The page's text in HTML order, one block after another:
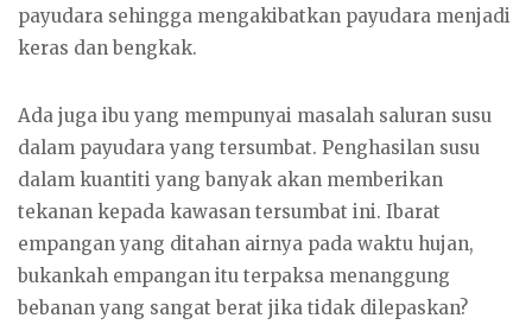
payudara sehingga mengakibatkan payudara menjadi
keras dan bengkak.
Ada juga ibu yang mempunyai masalah saluran susu
dalam payudara yang tersumbat. Penghasilan susu
dalam kuantiti yang banyak akan memberikan
tekanan kepada kawasan tersumbat ini. Ibarat
empangan yang ditahan airnya pada waktu hujan,
bukankah empangan itu terpaksa menanggung
bebanan yang sangat berat jika tidak dilepaskan?